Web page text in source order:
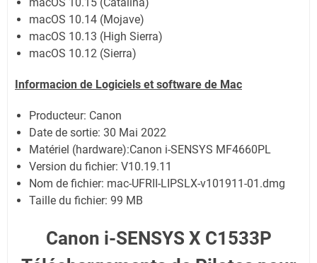
macOS 10.14 (Mojave)
macOS 10.13 (High Sierra)
macOS 10.12 (Sierra)
Informacion de Logiciels et software de Mac
Producteur: Canon
Date de sortie: 30 Mai 2022
Matériel (hardware):Canon i-SENSYS MF4660PL
Version du fichier: V10.19.11
Nom de fichier: mac-UFRII-LIPSLX-v101911-01.dmg
Taille du fichier: 99 MB
Canon i-SENSYS X C1533P